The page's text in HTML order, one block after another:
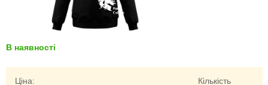
В наявності
Ціна: Кількість